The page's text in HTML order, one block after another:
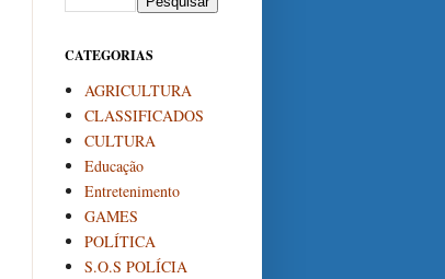
CATEGORIAS
AGRICULTURA
CLASSIFICADOS
CULTURA
Educação
Entretenimento
GAMES
POLÍTICA
S.O.S POLÍCIA